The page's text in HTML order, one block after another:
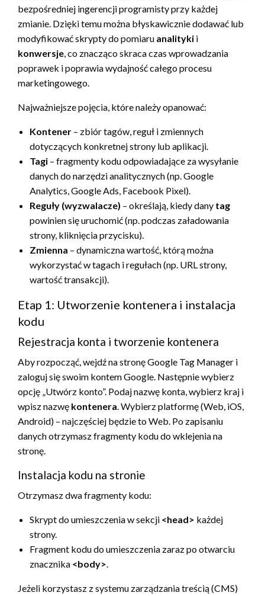
bezpośredniej ingerencji programisty przy każdej
zmianie. Dzięki temu można błyskawicznie dodawać lub
modyfikować skrypty do pomiaru analityki i
konwersje, co znacząco skraca czas wprowadzania
poprawek i poprawia wydajność całego procesu
marketingowego.
Najważniejsze pojęcia, które należy opanować:
Kontener – zbiór tagów, reguł i zmiennych
dotyczących konkretnej strony lub aplikacji.
Tagi – fragmenty kodu odpowiadające za wysyłanie
danych do narzędzi analitycznych (np. Google
Analytics, Google Ads, Facebook Pixel).
Reguły (wyzwalacze) – określają, kiedy dany tag
powinien się uruchomić (np. podczas załadowania
strony, kliknięcia przycisku).
Zmienna – dynamiczna wartość, którą można
wykorzystać w tagach i regułach (np. URL strony,
wartość transakcji).
Etap 1: Utworzenie kontenera i instalacja
kodu
Rejestracja konta i tworzenie kontenera
Aby rozpocząć, wejdź na stronę Google Tag Manager i
zaloguj się swoim kontem Google. Następnie wybierz
opcję „Utwórz konto”. Podaj nazwę konta, wybierz kraj i
wpisz nazwę kontenera. Wybierz platformę (Web, iOS,
Android) – najczęściej będzie to Web. Po zapisaniu
danych otrzymasz fragmenty kodu do wklejenia na
stronę.
Instalacja kodu na stronie
Otrzymasz dwa fragmenty kodu:
Skrypt do umieszczenia w sekcji <head> każdej
strony.
Fragment kodu do umieszczenia zaraz po otwarciu
znacznika <body>.
Jeżeli korzystasz z systemu zarządzania treścią (CMS)